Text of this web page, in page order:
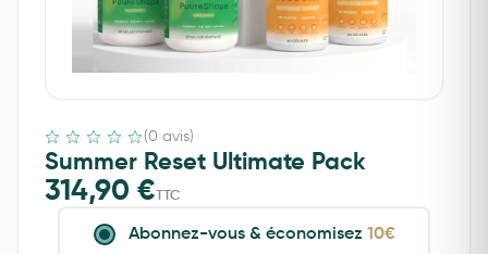
(0 avis)
Summer Reset Ultimate Pack
314,90 €TTC
Abonnez-vous & économisez 10€